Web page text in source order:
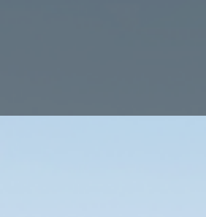
Ihre stressfreie